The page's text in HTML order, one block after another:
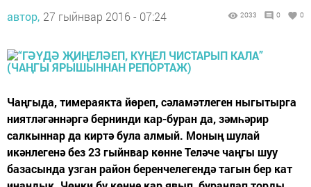
автор, 27 гыйнвар 2016 - 07:24 2033 0 0
Чаңгыда, тимераякта йөреп, сәламәтлеген ныгытырга
ниятләгәннәргә бернинди кар-буран да, зәмһәрир
салкыннар да киртә була алмый. Моның шулай
икәнлегенә без 23 гыйнвар көнне Теләче чаңгы шуу
базасында узган район беренчелегендә тагын бер кат